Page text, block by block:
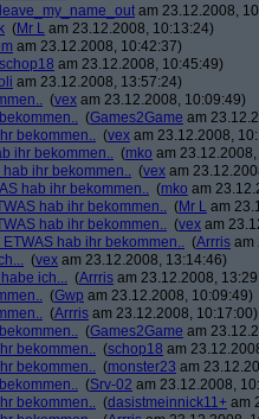
leave_my_name_out am 23.12.2008,
(Mr L am 23.12.2008, 10:13:24)
am 23.12.2008, 10:42:37)
schop18 am 23.12.2008, 10:45:49)
am 23.12.2008, 13:57:24)
(vex am 23.12.2008, 10:09:49)
(Games2Game am
bekommen.. (vex am 23.12.2008,
ihr bekommen.. (mko am
ihr bekommen.. (vex am
hab ihr bekommen.. (mko am
hab ihr bekommen.. (Mr L am
hab ihr bekommen.. (vex am
hab ihr bekommen.. (Arrris am
(vex am 23.12.2008, 13:14:46)
ich... (Arrris am 23.12.2008,
(Gwp am 23.12.2008, 10:09:49)
(Arrris am 23.12.2008, 10:17:00)
(Games2Game am
bekommen.. (schop18 am
bekommen.. (monster23 am
(Srv-02 am 23.12.2008,
bekommen.. (dasistmeinnick11+ am